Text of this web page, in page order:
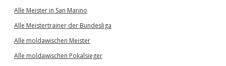
Alle Meister in San Marino
Alle Meistertrainer der Bundesliga
Alle moldawischen Meister
Alle moldawischen Pokalsieger